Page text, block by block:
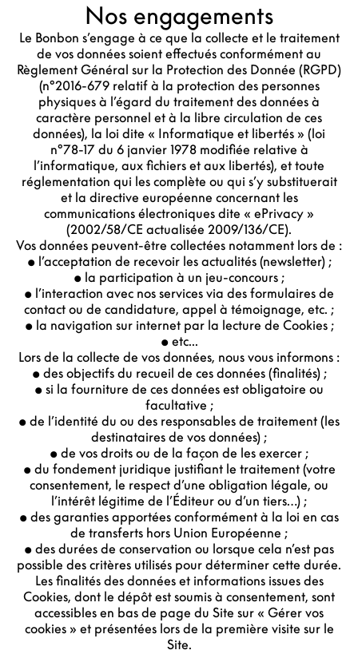
Nos engagements
Le Bonbon s’engage à ce que la collecte et le traitement
de vos données soient effectués conformément au
Règlement Général sur la Protection des Donnée (RGPD)
(n°2016-679 relatif à la protection des personnes
physiques à l’égard du traitement des données à
caractère personnel et à la libre circulation de ces
données), la loi dite « Informatique et libertés » (loi
n°78-17 du 6 janvier 1978 modifiée relative à
l’informatique, aux fichiers et aux libertés), et toute
réglementation qui les complète ou qui s’y substituerait
et la directive européenne concernant les
communications électroniques dite « ePrivacy »
(2002/58/CE actualisée 2009/136/CE).
Vos données peuvent-être collectées notamment lors de :
• l’acceptation de recevoir les actualités (newsletter) ;
• la participation à un jeu-concours ;
• l’interaction avec nos services via des formulaires de
contact ou de candidature, appel à témoignage, etc. ;
• la navigation sur internet par la lecture de Cookies ;
• etc...
Lors de la collecte de vos données, nous vous informons :
• des objectifs du recueil de ces données (finalités) ;
• si la fourniture de ces données est obligatoire ou
facultative ;
• de l’identité du ou des responsables de traitement (les
destinataires de vos données) ;
• de vos droits ou de la façon de les exercer ;
• du fondement juridique justifiant le traitement (votre
consentement, le respect d’une obligation légale, ou
l’intérêt légitime de l’Éditeur ou d’un tiers…) ;
• des garanties apportées conformément à la loi en cas
de transferts hors Union Européenne ;
• des durées de conservation ou lorsque cela n’est pas
possible des critères utilisés pour déterminer cette durée.
Les finalités des données et informations issues des
Cookies, dont le dépôt est soumis à consentement, sont
accessibles en bas de page du Site sur « Gérer vos
cookies » et présentées lors de la première visite sur le
Site.